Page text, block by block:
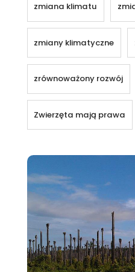
zmiana klimatu
zmiany klimatyczne
zrównoważony rozwój
Zwierzęta mają prawa